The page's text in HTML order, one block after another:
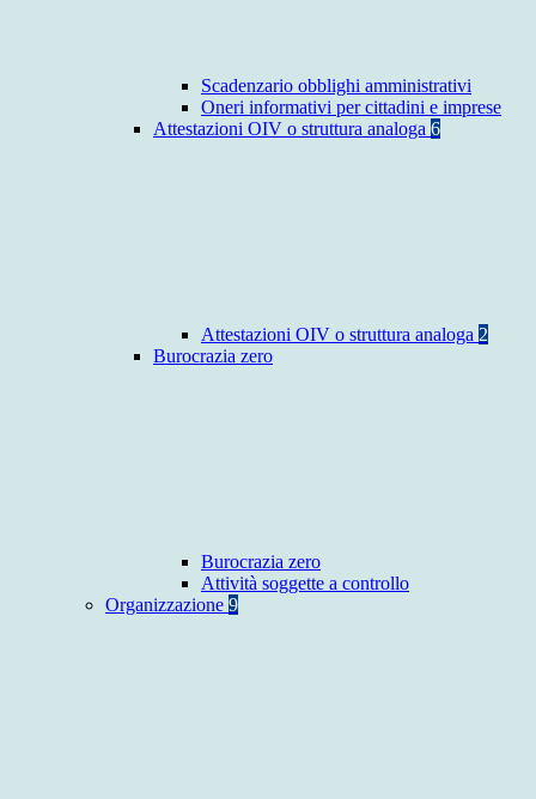
Scadenzario obblighi amministrativi
Oneri informativi per cittadini e imprese
Attestazioni OIV o struttura analoga 6
Attestazioni OIV o struttura analoga 2
Burocrazia zero
Burocrazia zero
Attività soggette a controllo
Organizzazione 9